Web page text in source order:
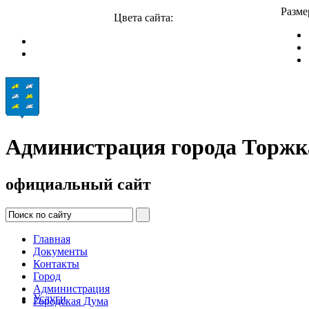
Цвета сайта:
Администрация города
официальный сайт
Главная
Документы
Контакты
Город
Администрация
Городская Дума
Услуги